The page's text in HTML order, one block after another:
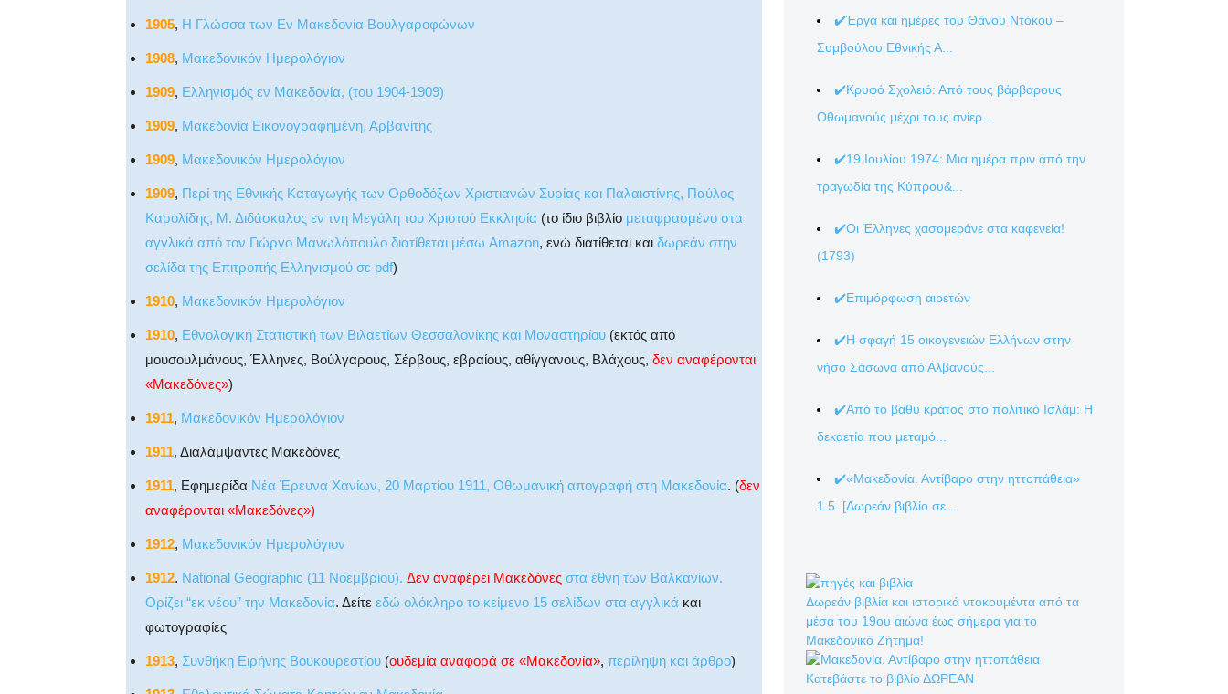
1905, Η Γλώσσα των Εν Μακεδονία Βουλγαροφώνων
1908, Μακεδονικόν Ημερολόγιον
1909, Ελληνισμός εν Μακεδονία, (του 1904-1909)
1909, Μακεδονία Εικονογραφημένη, Αρβανίτης
1909, Μακεδονικόν Ημερολόγιον
1909, Περί της Εθνικής Καταγωγής των Ορθοδόξων Χριστιανών Συρίας και Παλαιστίνης, Παύλος
Καρολίδης, Μ. Διδάσκαλος εν τνη Μεγάλη του Χριστού Εκκλησία (το ίδιο βιβλίο μεταφρασμένο στα
αγγλικά από τον Γιώργο Μανωλόπουλο διατίθεται μέσω Amazon, ενώ διατίθεται και δωρεάν στην
σελίδα της Επιτροπής Ελληνισμού σε pdf)
1910, Μακεδονικόν Ημερολόγιον
1910, Εθνολογική Στατιστική των Βιλαετίων Θεσσαλονίκης και Μοναστηρίου (εκτός από
μουσουλμάνους, Έλληνες, Βούλγαρους, Σέρβους, εβραίους, αθίγγανους, Βλάχους, δεν αναφέρονται
«Μακεδόνες»)
1911, Μακεδονικόν Ημερολόγιον
1911, Διαλάμψαντες Μακεδόνες
1911, Εφημερίδα Νέα Έρευνα Χανίων, 20 Μαρτίου 1911, Οθωμανική απογραφή στη Μακεδονία. (δεν
αναφέρονται «Μακεδόνες»)
1912, Μακεδονικόν Ημερολόγιον
1912. National Geographic (11 Νοεμβρίου). Δεν αναφέρει Μακεδόνες στα έθνη των Βαλκανίων.
Ορίζει “εκ νέου” την Μακεδονία. Δείτε εδώ ολόκληρο το κείμενο 15 σελίδων στα αγγλικά και
φωτογραφίες
1913, Συνθήκη Ειρήνης Βουκουρεστίου (ουδεμία αναφορά σε «Μακεδονία», περίληψη και άρθρο)
✔️Έργα και ημέρες του Θάνου Ντόκου –
Συμβούλου Εθνικής Α...
✔️Κρυφό Σχολειό: Από τους βάρβαρους
Οθωμανούς μέχρι τους ανίερ...
✔️19 Ιουλίου 1974: Μια ημέρα πριν από την
τραγωδία της Κύπρου&...
✔️Οι Έλληνες χασομεράνε στα καφενεία!
(1793)
✔️Επιμόρφωση αιρετών
✔️Η σφαγή 15 οικογενειών Ελλήνων στην
νήσο Σάσωνα από Αλβανούς...
✔️Από το βαθύ κράτος στο πολιτικό Ισλάμ: Η
δεκαετία που μεταμό...
✔️«Μακεδονία. Αντίβαρο στην ηττοπάθεια»
1.5. [Δωρεάν βιβλίο σε...
Δωρεάν βιβλία και ιστορικά ντοκουμέντα από τα
μέσα του 19ου αιώνα έως σήμερα για το
Μακεδονικό Ζήτημα!
Κατεβάστε το βιβλίο ΔΩΡΕΑΝ